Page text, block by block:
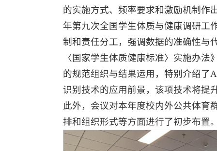
的实施方式、频率要求和激励机制作
年第九次全国学生体质与健康调研工
制和责任分工，强调数据的准确性与
〈国家学生体质健康标准〉实施办
的规范组织与结果运用，特别介绍了
识别技术的应用前景，该项技术将提
此外，会议对本年度校内外公共体育
排和组织形式等方面进行了初步布置